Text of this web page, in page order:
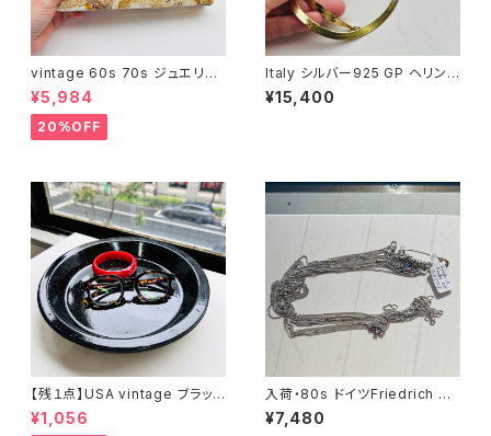
vintage 60s 70s ジュエリー
ボックス（サイズ L・ベージュ模
様）
¥5,984
20%OFF
Italy シルバー925 GP ヘリン
ボーンネックレス（5mm / 51c
m）
¥15,400
【残１点】USA vintage ブラック
琺瑯プレート
¥1,056
入荷・80s ドイツFriedrich Bi
nder OLD stock ショートチェ
ーン（バラ売り）
¥7,480